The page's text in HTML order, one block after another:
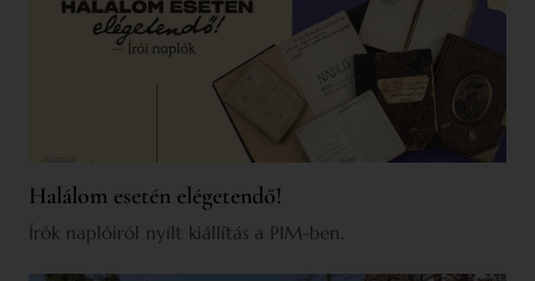
Halálom esetén elégetendő!
Írók naplóiról nyílt kiállítás a PIM-ben.